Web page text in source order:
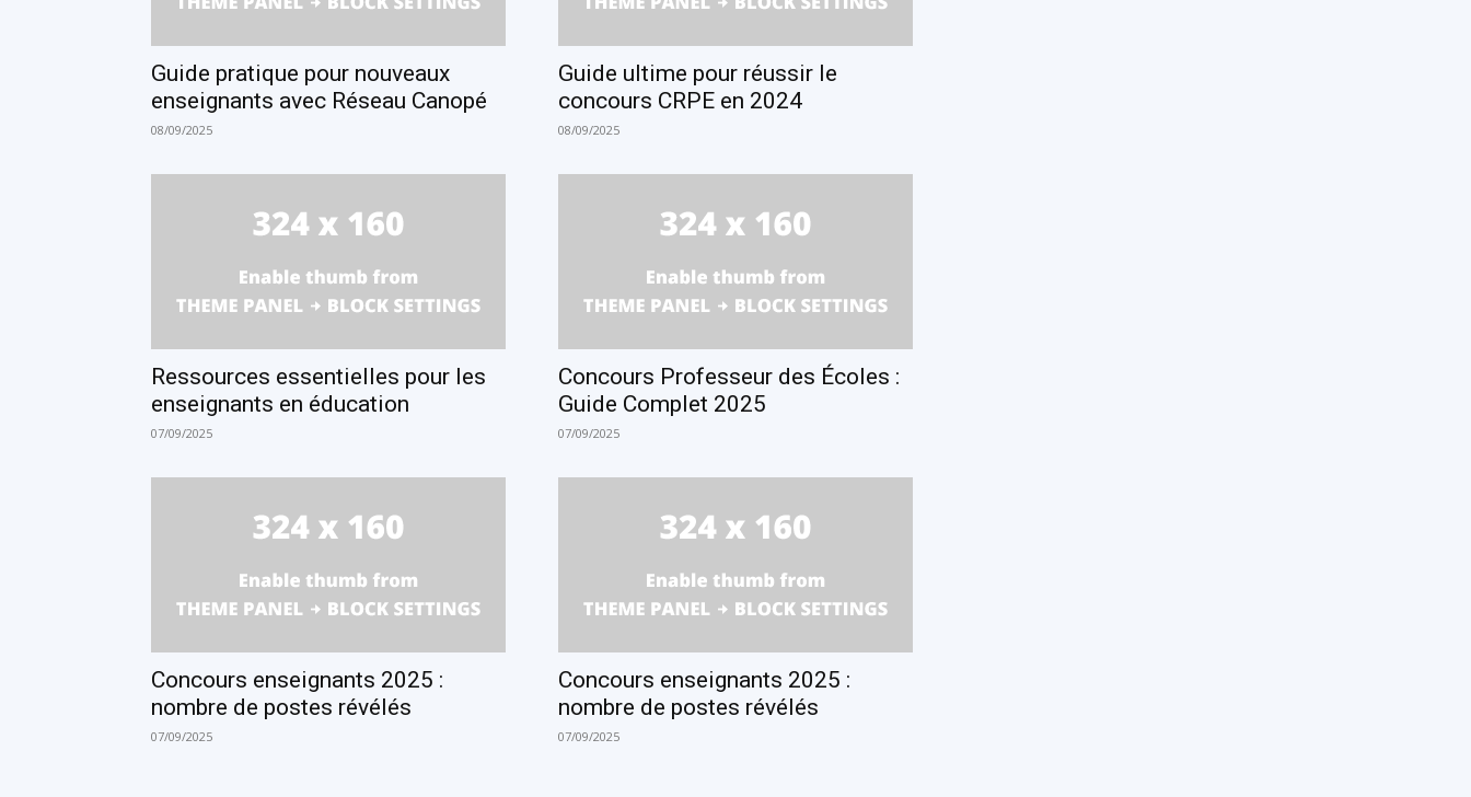
Guide pratique pour nouveaux
enseignants avec Réseau Canopé
08/09/2025
Guide ultime pour réussir le
concours CRPE en 2024
08/09/2025
Ressources essentielles pour les
enseignants en éducation
07/09/2025
Concours Professeur des Écoles :
Guide Complet 2025
07/09/2025
Concours enseignants 2025 :
nombre de postes révélés
07/09/2025
Concours enseignants 2025 :
nombre de postes révélés
07/09/2025